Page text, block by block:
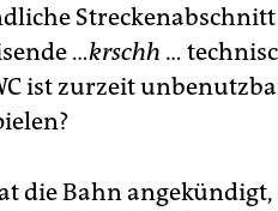
…krschh …
ist zurzeit
die Bahn